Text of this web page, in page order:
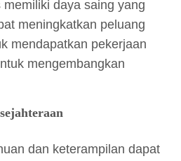
daya saing yang
meningkatkan peluang
mendapatkan pekerjaan
mengembangkan
dan keterampilan dapat